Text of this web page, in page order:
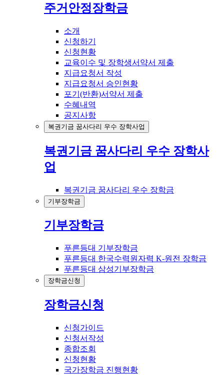
주거안정장학금
소개
신청하기
신청현황
교육이수 및 장학생서약서 제출
지급요청서 작성
지급요청서 승인현황
포기(반환)서약서 제출
수혜내역
공지사항
복권기금 꿈사다리 우수 장학사업
복권기금 꿈사다리 우수 장학사
업
복권기금 꿈사다리 우수 장학금
기부장학금
기부장학금
푸른등대 기부장학금
푸른등대 한국수력원자력 K-원전 장학금
푸른등대 삼성기부장학금
장학금신청
장학금신청
신청가이드
신청서작성
종합조회
신청현황
국가장학금 진행현황